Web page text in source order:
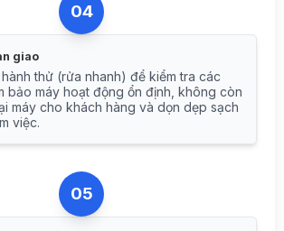
04
giao
thử (rửa nhanh) để kiểm tra các
bảo máy hoạt động ổn định, không còn
máy cho khách hàng và dọn dẹp sạch
việc.
05